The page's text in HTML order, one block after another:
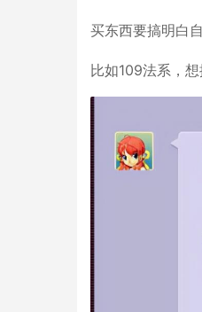
买东西要搞明白
比如109法系，